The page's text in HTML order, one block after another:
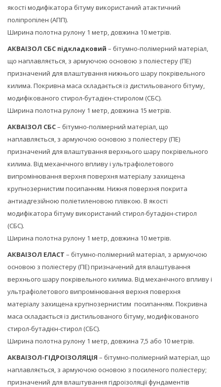
якості модифікатора бітуму використаний атактичний
поліпропілен (АПП).
Ширина полотна рулону 1 метр, довжина 10 метрів.
АКВАІЗОЛ СБС підкладковий – бітумно-полімерний матеріал,
що наплавляється, з армуючою основою з поліестеру (ПЕ)
призначений для влаштування нижнього шару покрівельного
килима. Покривна маса складається із дистильованого бітуму,
модифікованого стирол-бутадієн-стиролом (СБС).
Ширина полотна рулону 1 метр, довжина 15 метрів.
АКВАІЗОЛ СБС– бітумно-полімерний матеріал, що
наплавляється, з армуючою основою з поліестеру (ПЕ)
призначений для влаштування верхнього шару покрівельного
килима. Від механічного впливу і ультрафіолетового
випромінювання верхня поверхня матеріалу захищена
крупнозернистим посипанням. Нижня поверхня покрита
антиадгезійною поліетиленовою плівкою. В якості
модифікатора бітуму використаний стирол-бутадієн-стирол
(СБС).
Ширина полотна рулону 1 метр, довжина 10 метрів.
АКВАІЗОЛ ЕЛАСТ – бітумно-полімерний матеріал, з армуючою
основою з поліестеру (ПЕ) призначений для влаштування
верхнього шару покрівельного килима. Від механічного впливу і
ультрафіолетового випромінювання верхня поверхня
матеріалу захищена крупнозернистим посипанням. Покривна
маса складається із дистильованого бітуму, модифікованого
стирол-бутадієн-стирол (СБС).
Ширина полотна рулону 1 метр, довжина 7,5 або 10 метрів.
АКВАІЗОЛ-ГІДРОІЗОЛЯЦІЯ – бітумно-полімерний матеріал, що
наплавляється, з армуючою основою з посиленого поліестеру;
призначений для влаштування гідроізоляції фундаментів